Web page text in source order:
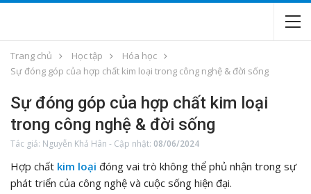
Trang chủ Học tập
Hóa học
Sự đóng góp của hợp chất kim loại trong công nghệ & đời sống
Sự đóng góp của hợp chất kim loại
trong công nghệ & đời sống
Tác giả: Nguyễn Khả Hân - Cập nhật: 08/06/2024
Hợp chất kim loại đóng vai trò không thể phủ nhận trong sự
phát triển của công nghệ và cuộc sống hiện đại.